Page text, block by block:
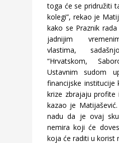
toga će se pridružiti
kolegi”, rekao je
kako se Praznik
jadnijim
vlastima,
“Hrvatskom,
Ustavnim sudom
financijske institucije
krize zbrajaju profite
kazao je
nadu da je ovaj
nemira koji će
koja će raditi u korist